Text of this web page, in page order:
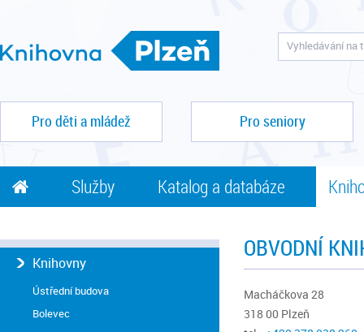
Pro děti a mládež Pro seniory
Služby Katalog a databáze
OBVODNÍ
Macháčkova 28
318 00 Plzeň
Knihovny
Ústřední budova
Bolevec